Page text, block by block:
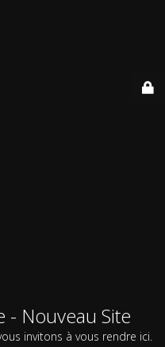
- Nouveau Site
invitons à vous rendre ici.